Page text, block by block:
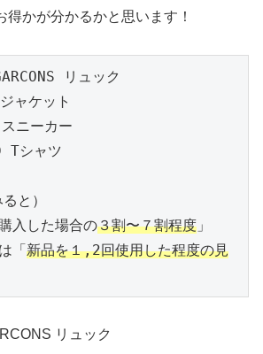
得かが分かるかと思います！
リュック
ャケット
ニーカー
Tシャツ
と）
入した場合の３割〜７割程度 」
「新品を１,2回使用した程度の見
リュック